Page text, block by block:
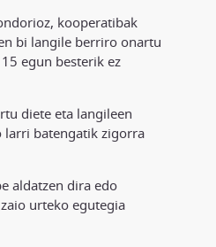
kooperatibak
bi langile berriro onartu
egun besterik ez
diete eta langileen
larri batengatik zigorra
aldatzen dira edo
urteko egutegia